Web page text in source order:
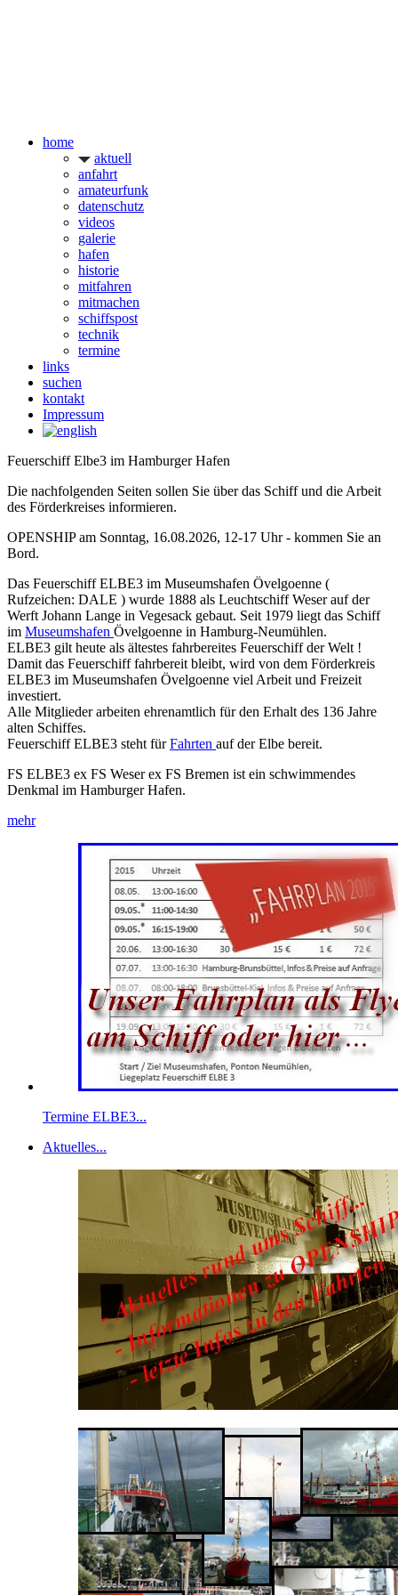
home
aktuell
anfahrt
amateurfunk
datenschutz
videos
galerie
hafen
historie
mitfahren
mitmachen
schiffspost
technik
termine
links
suchen
kontakt
Impressum
Feuerschiff Elbe3 im Hamburger Hafen
Die nachfolgenden Seiten sollen Sie über das Schiff und die Arbeit
des Förderkreises informieren.
OPENSHIP am Sonntag, 16.08.2026, 12-17 Uhr - kommen Sie an
Bord.
Das Feuerschiff ELBE3 im Museumshafen Övelgoenne (
Rufzeichen: DALE ) wurde 1888 als Leuchtschiff Weser auf der
Werft Johann Lange in Vegesack gebaut. Seit 1979 liegt das Schiff
im Museumshafen Övelgoenne in Hamburg-Neumühlen.
ELBE3 gilt heute als ältestes fahrbereites Feuerschiff der Welt !
Damit das Feuerschiff fahrbereit bleibt, wird von dem Förderkreis
ELBE3 im Museumshafen Övelgoenne viel Arbeit und Freizeit
investiert.
Alle Mitglieder arbeiten ehrenamtlich für den Erhalt des 136 Jahre
alten Schiffes.
Feuerschiff ELBE3 steht fürFahrten auf der Elbe bereit.
FS ELBE3 ex FS Weser ex FS Bremen ist ein schwimmendes
Denkmal im Hamburger Hafen.
mehr
Termine ELBE3...
Aktuelles...